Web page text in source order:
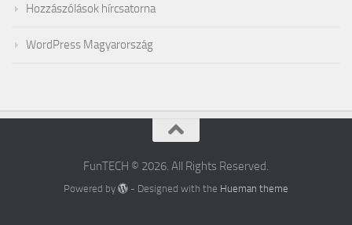
Hozzászólások hírcsatorna
WordPress Magyarország
FunTECH © 2026. All Rights Reserved.
Powered by - Designed with the Hueman theme